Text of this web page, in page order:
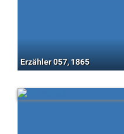
Erzähler 057, 1865